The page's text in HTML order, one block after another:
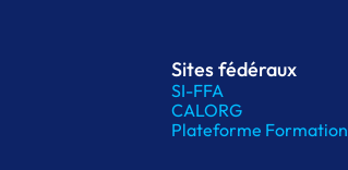
Sites fédéraux
SI-FFA
CALORG
Plateforme Formation